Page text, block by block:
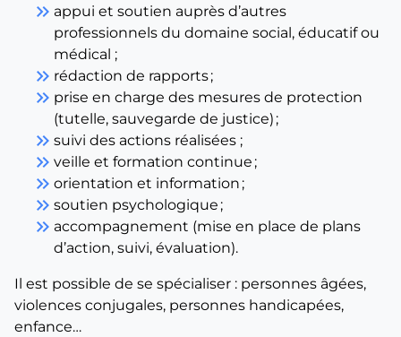
keyboard_double_arrow_right appui et soutien auprès d’autres
professionnels du domaine social, éducatif ou
médical ;
keyboard_double_arrow_right rédaction de rapports ;
keyboard_double_arrow_right prise en charge des mesures de protection
(tutelle, sauvegarde de justice) ;
keyboard_double_arrow_right suivi des actions réalisées ;
keyboard_double_arrow_right veille et formation continue ;
keyboard_double_arrow_right orientation et information ;
keyboard_double_arrow_right soutien psychologique ;
keyboard_double_arrow_right accompagnement (mise en place de plans
d’action, suivi, évaluation).
Il est possible de se spécialiser : personnes âgées,
violences conjugales, personnes handicapées,
enfance…